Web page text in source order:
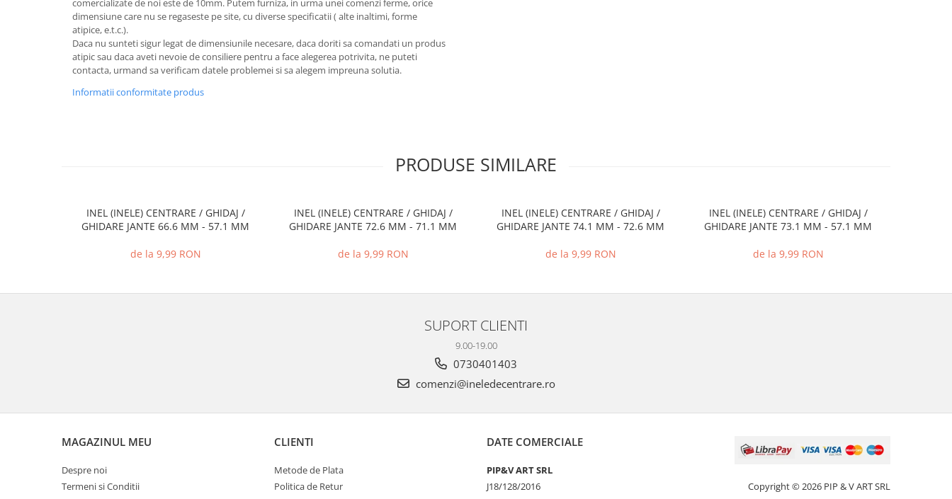
comercializate de noi este de 10mm. Putem furniza, in urma unei comenzi ferme, orice
dimensiune care nu se regaseste pe site, cu diverse specificatii ( alte inaltimi, forme
atipice, e.t.c.).
Daca nu sunteti sigur legat de dimensiunile necesare, daca doriti sa comandati un produs
atipic sau daca aveti nevoie de consiliere pentru a face alegerea potrivita, ne puteti
contacta, urmand sa verificam datele problemei si sa alegem impreuna solutia.
Informatii conformitate produs
PRODUSE SIMILARE
INEL (INELE) CENTRARE / GHIDAJ /
GHIDARE JANTE 66.6 MM - 57.1 MM
de la 9,99 RON
INEL (INELE) CENTRARE / GHIDAJ /
GHIDARE JANTE 72.6 MM - 71.1 MM
de la 9,99 RON
INEL (INELE) CENTRARE / GHIDAJ /
GHIDARE JANTE 74.1 MM - 72.6 MM
de la 9,99 RON
INEL (INELE) CENTRARE / GHIDAJ /
GHIDARE JANTE 73.1 MM - 57.1 MM
de la 9,99 RON
SUPORT CLIENTI
9.00-19.00
0730401403
comenzi@ineledecentrare.ro
MAGAZINUL MEU
Despre noi
Termeni si Conditii
CLIENTI
Metode de Plata
Politica de Retur
DATE COMERCIALE
PIP&V ART SRL
J18/128/2016
Copyright © 2026 PIP & V ART SRL